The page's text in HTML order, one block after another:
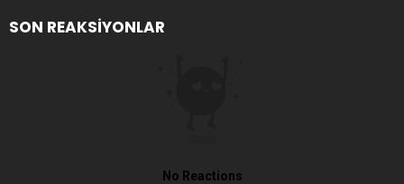
SON REAKSIYONLAR
No Reactions